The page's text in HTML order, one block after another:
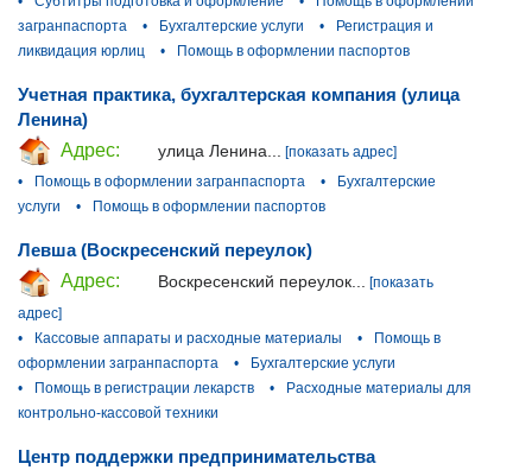
загранпаспорта
• Бухгалтерские услуги •
Регистрация и
ликвидация юрлиц
• Помощь в оформлении паспортов
Учетная практика, бухгалтерская компания (улица
Ленина)
Адрес:
улица Ленина...
[показать адрес]
•
Помощь в оформлении загранпаспорта •
Бухгалтерские
услуги
• Помощь в оформлении паспортов
Левша (Воскресенский переулок)
Адрес:
Воскресенский переулок... [показать
адрес]
•
Кассовые аппараты и расходные материалы •
Помощь в
оформлении загранпаспорта
•
Бухгалтерские услуги
•
Помощь в регистрации лекарств •
Расходные материалы для
контрольно-кассовой техники
Центр поддержки предпринимательства